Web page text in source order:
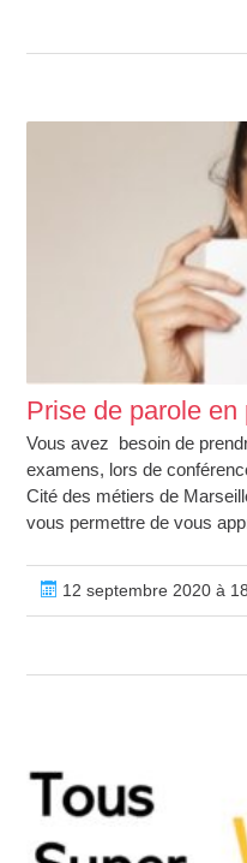
Prise de parole
Vous avez besoin de
examens, lors de
Cité des métiers de
vous permettre de vous
12 septembre 2020 à